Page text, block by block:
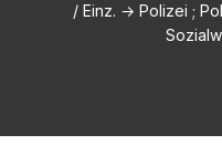
/ Einz. → Polizei ;